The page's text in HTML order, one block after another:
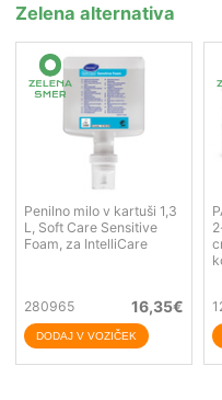
Zelena alternativa
Penilno milo v kartuši 1,3
L, Soft Care Sensitive
Foam, za IntelliCare
280965 16,35€